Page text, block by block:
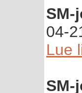
04-
Lue